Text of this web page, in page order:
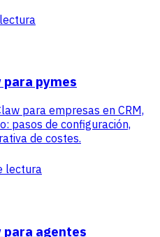
para pymes
para empresas en CRM,
pasos de configuración,
de costes.
lectura
para agentes